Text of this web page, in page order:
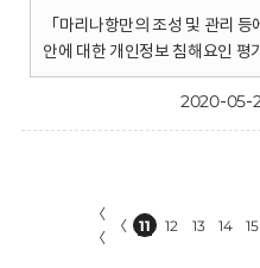
「마리나항만의 조성 및 관리
안에 대한 개인정보 침해요인 평
2020-05-
〈
〈
〈 11 12 13 14 15